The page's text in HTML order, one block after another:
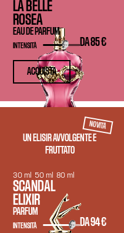
LA BELLE
ROSEA
EAU DE PARFUM
DA85 €
INTENSITÀ
ACQUISTA
NOVITÀ
UN ELISIR AVVOLGENTE E
FRUTTATO
SCANDAL
ELIXIR
PARFUM
DA94 €
INTENSITÀ
30 ml 50 ml 80 ml